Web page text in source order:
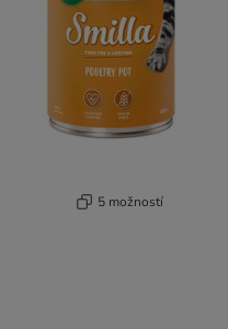
5 možností